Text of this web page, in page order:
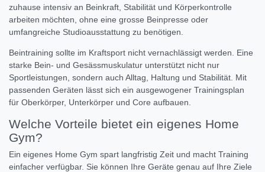
zuhause intensiv an Beinkraft, Stabilität und Körperkontrolle
arbeiten möchten, ohne eine grosse Beinpresse oder
umfangreiche Studioausstattung zu benötigen.
Beintraining sollte im Kraftsport nicht vernachlässigt werden. Eine
starke Bein- und Gesässmuskulatur unterstützt nicht nur
Sportleistungen, sondern auch Alltag, Haltung und Stabilität. Mit
passenden Geräten lässt sich ein ausgewogener Trainingsplan
für Oberkörper, Unterkörper und Core aufbauen.
Welche Vorteile bietet ein eigenes Home
Gym?
Ein eigenes Home Gym spart langfristig Zeit und macht Training
einfacher verfügbar. Sie können Ihre Geräte genau auf Ihre Ziele